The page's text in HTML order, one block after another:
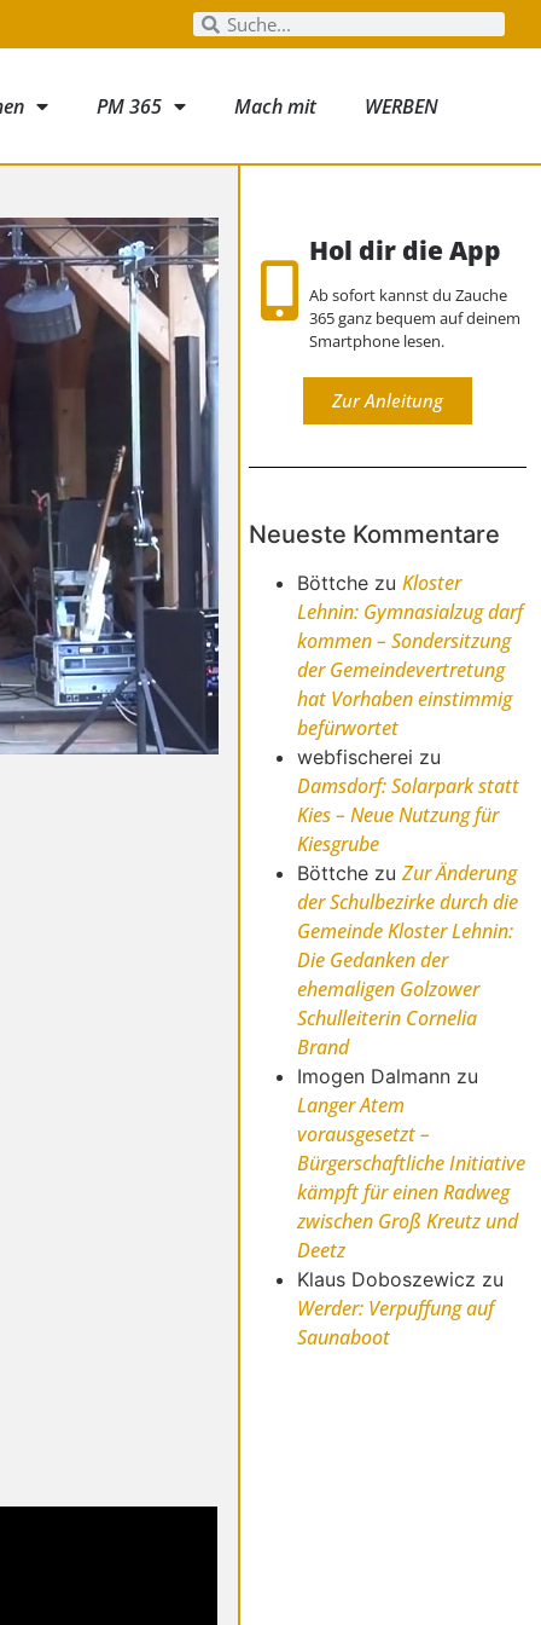
PM 365 Mach mit WERBEN
Hol dir die App
Ab sofort kannst du Zauche
365 ganz bequem auf deinem
Smartphone lesen.
Zur Anleitung
Neueste Kommentare
Böttche zuKloster
Lehnin: Gymnasialzug darf
kommen – Sondersitzung
der Gemeindevertretung
hat Vorhaben einstimmig
befürwortet
webfischerei zu
Damsdorf: Solarpark statt
Kies – Neue Nutzung für
Kiesgrube
Böttche zuZur Änderung
der Schulbezirke durch die
Gemeinde Kloster Lehnin:
Die Gedanken der
ehemaligen Golzower
Schulleiterin Cornelia
Brand
Imogen Dalmann zu
Langer Atem
vorausgesetzt –
Bürgerschaftliche Initiative
kämpft für einen Radweg
zwischen Groß Kreutz und
Deetz
Klaus Doboszewicz zu
Werder: Verpuffung auf
Saunaboot